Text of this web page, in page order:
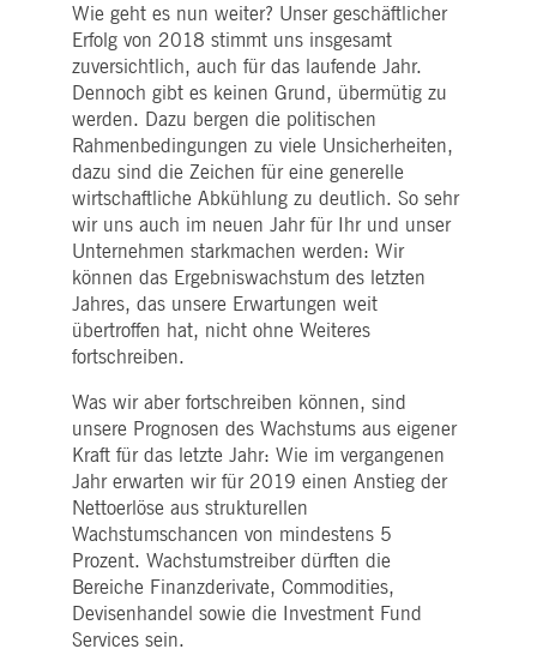
Wie geht es nun weiter? Unser geschäftlicher
Erfolg von 2018 stimmt uns insgesamt
zuversichtlich, auch für das laufende Jahr.
Dennoch gibt es keinen Grund, übermütig zu
werden. Dazu bergen die politischen
Rahmenbedingungen zu viele Unsicherheiten,
dazu sind die Zeichen für eine generelle
wirtschaftliche Abkühlung zu deutlich. So sehr
wir uns auch im neuen Jahr für Ihr und unser
Unternehmen starkmachen werden: Wir
können das Ergebniswachstum des letzten
Jahres, das unsere Erwartungen weit
übertroffen hat, nicht ohne Weiteres
fortschreiben.
Was wir aber fortschreiben können, sind
unsere Prognosen des Wachstums aus eigener
Kraft für das letzte Jahr: Wie im vergangenen
Jahr erwarten wir für 2019 einen Anstieg der
Nettoerlöse aus strukturellen
Wachstumschancen von mindestens 5
Prozent. Wachstumstreiber dürften die
Bereiche Finanzderivate, Commodities,
Devisenhandel sowie die Investment Fund
Services sein.